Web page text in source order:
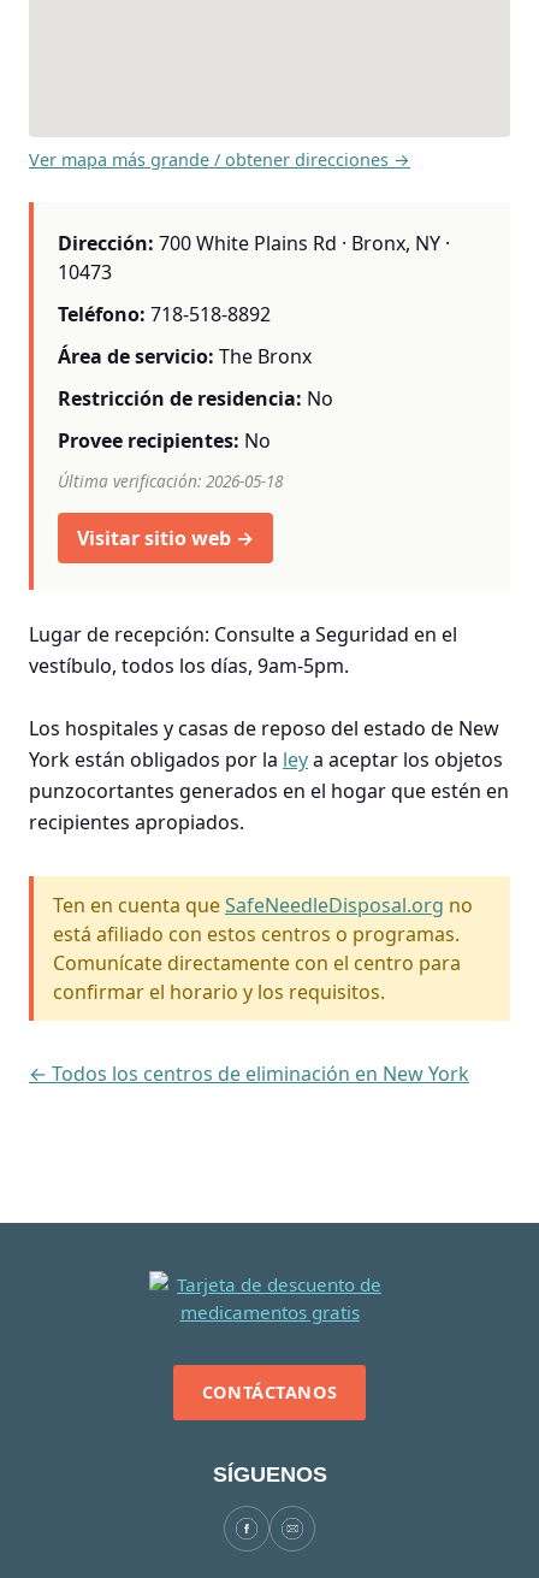
Ver mapa más grande / obtener direcciones →
Dirección: 700 White Plains Rd · Bronx, NY ·
10473
Teléfono: 718-518-8892
Área de servicio: The Bronx
Restricción de residencia: No
Provee recipientes: No
Última verificación: 2026-05-18
Visitar sitio web →
Lugar de recepción: Consulte a Seguridad en el
vestíbulo, todos los días, 9am-5pm.
Los hospitales y casas de reposo del estado de New
York están obligados por la leya aceptar los objetos
punzocortantes generados en el hogar que estén en
recipientes apropiados.
Ten en cuenta queSafeNeedleDisposal.org no
está afiliado con estos centros o programas.
Comunícate directamente con el centro para
confirmar el horario y los requisitos.
← Todos los centros de eliminación en New York
CONTÁCTANOS
SÍGUENOS